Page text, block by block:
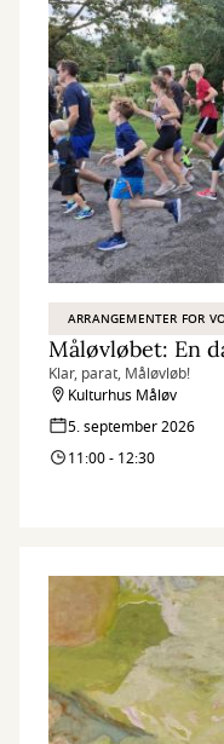
ARRANGEMENTER FOR
Klar, parat, Måløvløb!
Kulturhus Måløv
5. september 2026
11:00 - 12:30